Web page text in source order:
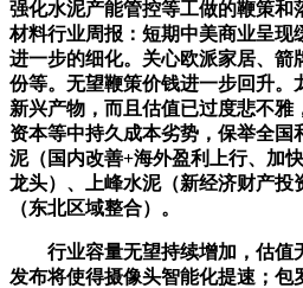
强化水泥产能管控等工做的鞭策和
材料行业周报：短期中美商业呈现
进一步的细化。关心欧派家居、箭
份等。无望鞭策价钱进一步回升。
新兴产物，而且估值已过度悲不雅
资本等中持久成本劣势，保举全国
泥（国内改善+海外盈利上行、加
龙头）、上峰水泥（新经济财产投
（东北区域整合）。
行业容量无望持续增加，估值
发布将使得摄像头智能化提速；包